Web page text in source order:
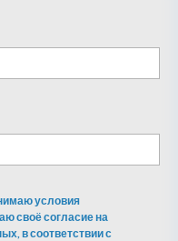
условия
своё согласие на
в соответствии с